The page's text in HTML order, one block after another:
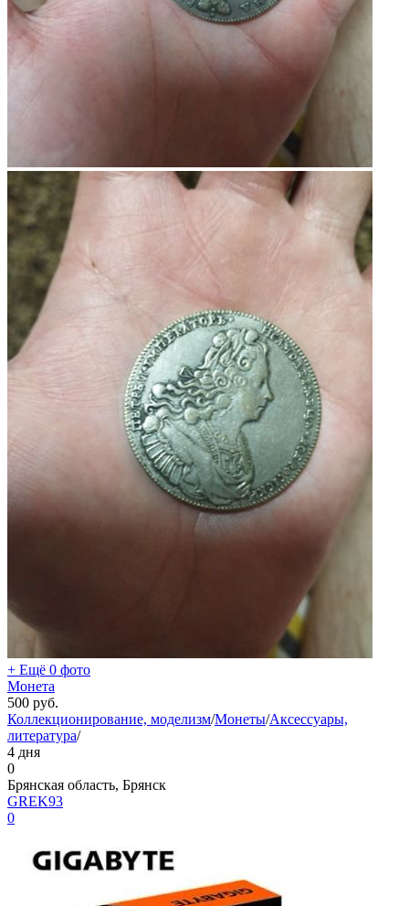
+ Ещё 0 фото
Монета
500 руб.
Коллекционирование, моделизм/Монеты/Аксессуары,
литература/
4 дня
0
Брянская область, Брянск
GREK93
0